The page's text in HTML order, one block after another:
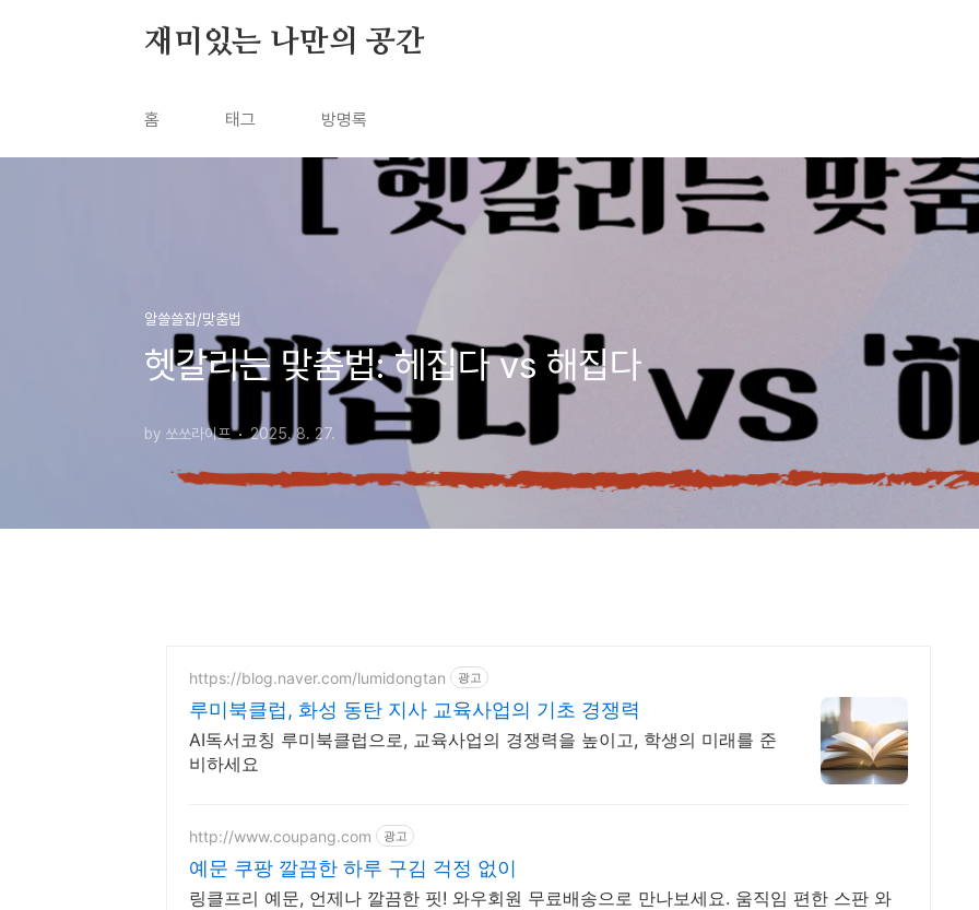
재미있는 나만의 공간
홈 태그 방명록
알쓸쓸잡/맞춤법
헷갈리는 맞춤법: 헤집다 vs 해집다
by 쏘쏘라이프 2025. 8. 27.
https://blog.naver.com/lumidongtan 광고
루미북클럽, 화성 동탄 지사 교육사업의 기초 경쟁력
AI독서코칭 루미북클럽으로, 교육사업의 경쟁력을 높이고, 학생의 미래를 준
비하세요
http://www.coupang.com 광고
예문 쿠팡 깔끔한 하루 구김 걱정 없이
링클프리 예문, 언제나 깔끔한 핏! 와우회원 무료배송으로 만나보세요. 움직임 편한 스판 와